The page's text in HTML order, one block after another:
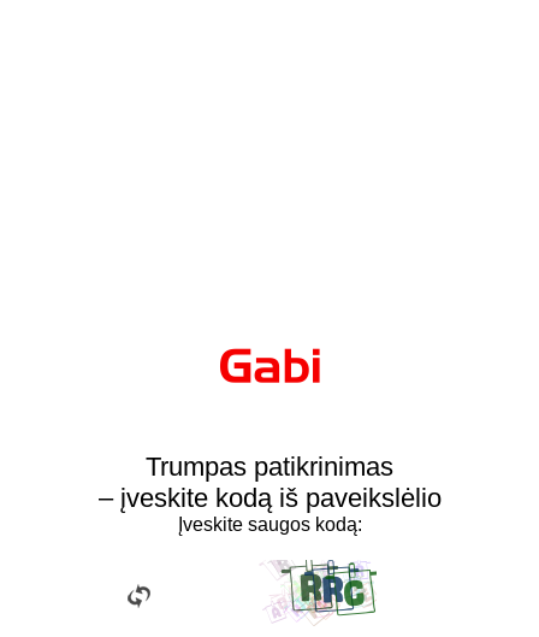
Trumpas patikrinimas
– įveskite kodą iš paveikslėlio
Įveskite saugos kodą: